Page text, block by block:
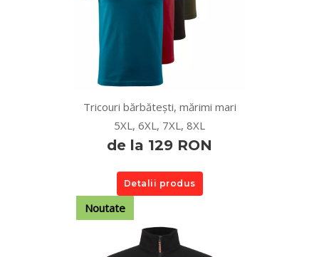
Tricouri bărbătești, mărimi mari
5XL, 6XL, 7XL, 8XL
de la 129 RON
Detalii produs
Noutate